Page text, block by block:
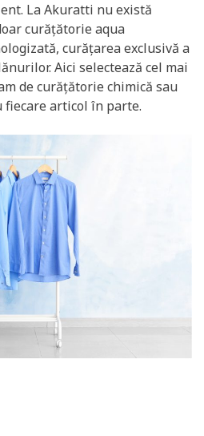
La Akuratti nu există
curăţătorie aqua
curăţarea exclusivă a
Aici selectează cel mai
de curăţătorie chimică sau
articol în parte.